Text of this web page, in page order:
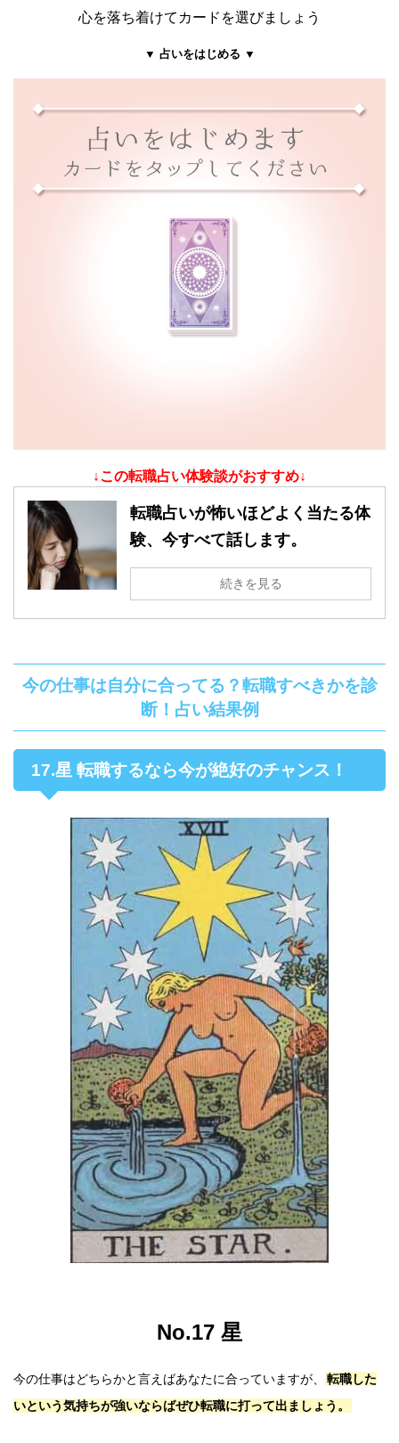
心を落ち着けてカードを選びましょう
▼ 占いをはじめる ▼
↓この転職占い体験談がおすすめ↓
転職占いが怖いほどよく当たる体
験、今すべて話します。
続きを見る
今の仕事は自分に合ってる？転職すべきかを診
断！占い結果例
17.星 転職するなら今が絶好のチャンス！
No.17 星
今の仕事はどちらかと言えばあなたに合っていますが、
転職した
いという気持ちが強いならばぜひ転職に打って出ましょう。